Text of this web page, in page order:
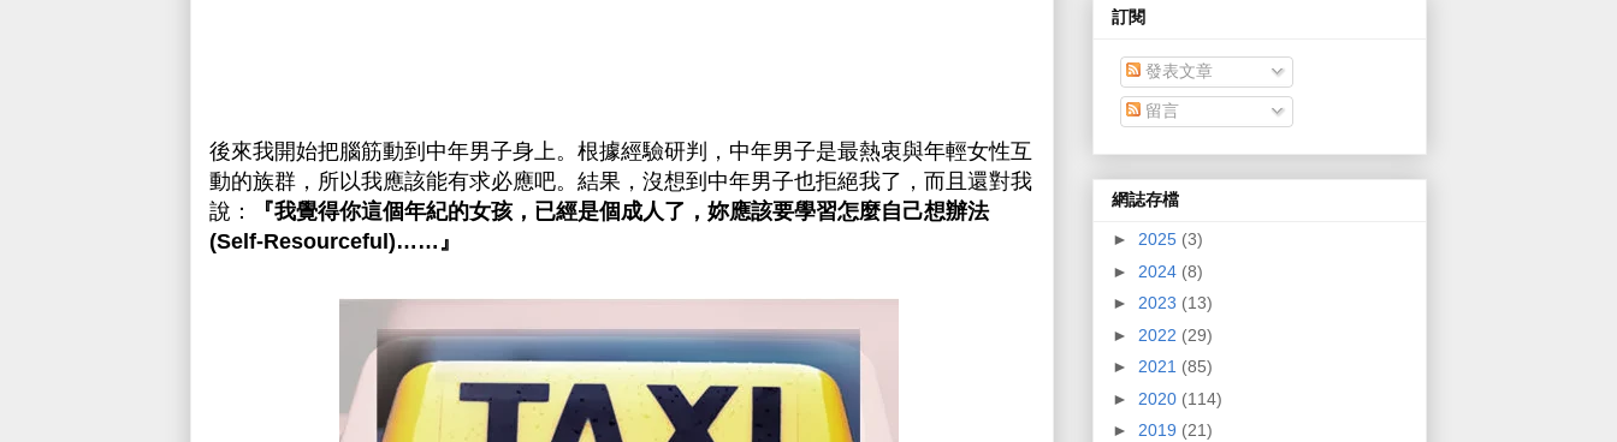
後來我開始把腦筋動到中年男子身上。根據經驗研判，中年男子是最熱衷與年輕女性互
動的族群，所以我應該能有求必應吧。結果，沒想到中年男子也拒絕我了，而且還對我
說：
『我覺得你這個年紀的女孩，已經是個成人了，妳應該要學習怎麼自己想辦法
(Self-Resourceful)……』
訂閱
發表文章
留言
網誌存檔
► 2025 (3)
► 2024 (8)
► 2023 (13)
► 2022 (29)
► 2021 (85)
► 2020 (114)
► 2019 (21)